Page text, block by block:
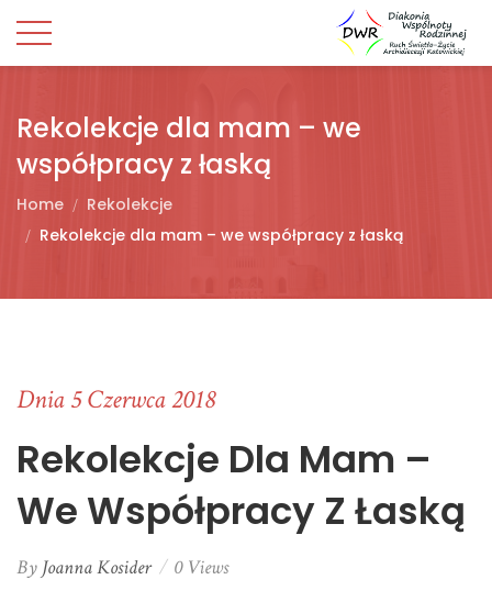
Rekolekcje dla mam – we
współpracy z łaską
Home
Rekolekcje
Rekolekcje dla mam – we współpracy z łaską
Dnia 5 Czerwca 2018
Rekolekcje Dla Mam –
We Współpracy Z Łaską
By Joanna Kosider 0 Views